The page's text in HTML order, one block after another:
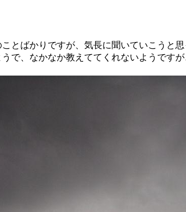
とばかりですが、気長に聞いていこうと思
で、なかなか教えててくれないようです